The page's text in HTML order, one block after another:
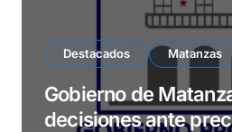
Destacados Matanzas
Gobierno de
decisiones ante